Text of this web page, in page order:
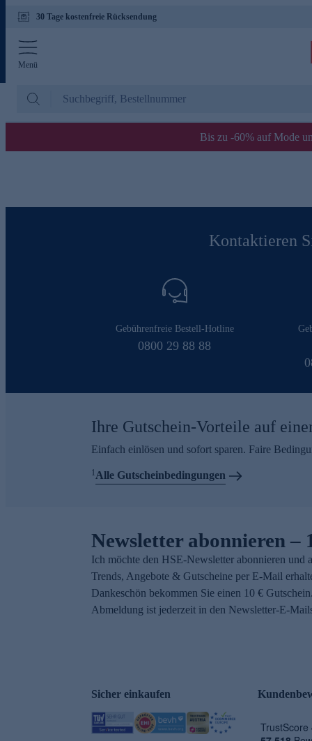
30 Tage kostenfreie Rücksendung
Menü
Bis zu -60% auf Mode
Kontaktieren
Gebührenfreie Bestell-Hotline
0800 29 88 88
Ihre Gutschein-Vorteile auf
Einfach einlösen und sofort sparen. Faire
1Alle Gutscheinbedingungen
Newsletter abonnieren –
Ich möchte den HSE-Newsletter abonnieren und
Trends, Angebote & Gutscheine per E-Mail
Dankeschön bekommen Sie einen 10 €
Abmeldung ist jederzeit in den Newsletter-E-
Sicher einkaufen